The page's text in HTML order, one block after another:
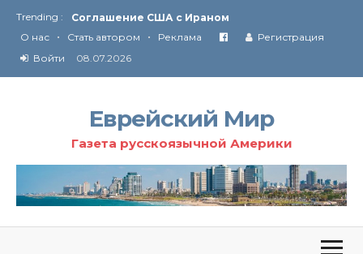
Trending :
Соглашение США с Ираном
Технология Революции в Иране
О нас • Стать автором • Реклама
Регистрация
Войти
08.07.2026
Еврейский Мир
Газета русскоязычной Америки